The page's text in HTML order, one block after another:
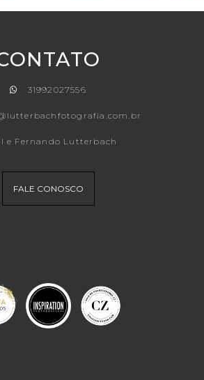
31992027556
e Fernando Lutterbach
FALE CONOSCO